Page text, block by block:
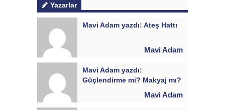
Yazarlar
Mavi Adam yazdı: Ateş Hattı
Mavi Adam
Mavi Adam yazdı:
Güçlendirme mi? Makyaj mı?
Mavi Adam